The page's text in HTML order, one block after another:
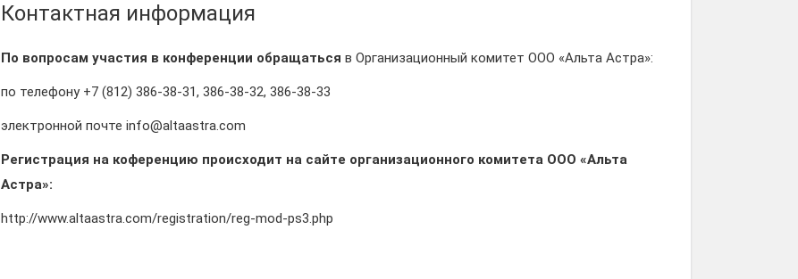
Контактная информация
По вопросам участия в конференции обращаться в Организационный комитет ООО «Альта Астра»:
по телефону +7 (812) 386-38-31, 386-38-32, 386-38-33
электронной почте info@altaastra.com
Регистрация на коференцию происходит на сайте организационного комитета ООО «Альта
Астра»:
http://www.altaastra.com/registration/reg-mod-ps3.php